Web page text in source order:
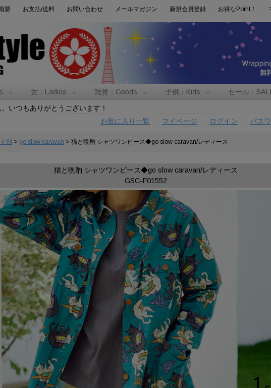
要 お支払/送料 お問い合わせ メールマガジン 新規会員登録 お得なPoint！
女：Ladies 雑貨：Goods 子供：Kids セール：
いつもありがとうございます！
お気に入り一覧
マイページ ログイン パス
別 > go slow caravan > 猫と晩酌 シャツワンピース◆go slow caravan/レディース
猫と晩酌 シャツワンピース◆go slow caravan/レディース
GSC-F01552